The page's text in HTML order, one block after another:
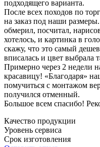
подходящего варианта.
После всех походов по
на заказ под наши
обмерил, посчитал,
хотелось, и картинка в
скажу, что это самый
вписалась и цвет выбрала
Примерно через 2 недели
красавицу! «Благодаря»
помучиться с монтажом
получился отменный.
Большое всем спасибо!
Качество продукции
Уровень сервиса
Срок изготовления